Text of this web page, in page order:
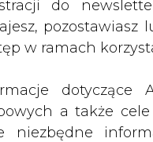
do
pozostawiasz
w ramach
dotyczące
a także
niezbędne